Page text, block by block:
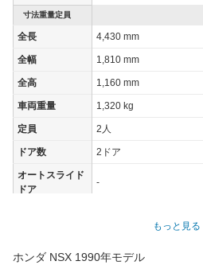
装備オプション
寸法重量定員
全長 4,430 mm
全幅 1,810 mm
全高 1,160 mm
車両重量 1,320 kg
定員 2人
ドア数 2ドア
オートスライド
ドア
-
206.00 [280]/ 7,300
最高トルク 304 [31]/ 5,300
もっと見る
ホンダ NSX 1990年モデル